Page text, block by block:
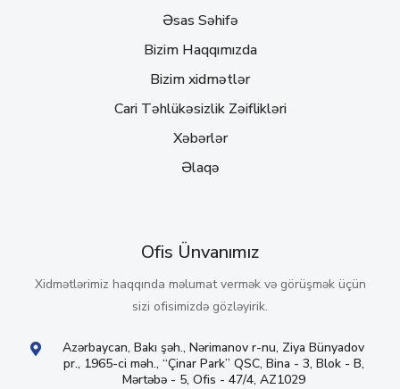
Əsas Səhifə
Bizim Haqqımızda
Bizim xidmətlər
Cari Təhlükəsizlik Zəiflikləri
Xəbərlər
Əlaqə
Ofis Ünvanımız
Xidmətlərimiz haqqında məlumat vermək və görüşmək üçün
sizi ofisimizdə gözləyirik.
Azərbaycan, Bakı şəh., Nərimanov r-nu, Ziya Bünyadov
pr., 1965-ci məh., “Çinar Park” QSC, Bina - 3, Blok - B,
Mərtəbə - 5, Ofis - 47/4, AZ1029